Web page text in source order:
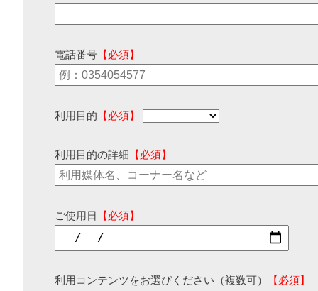
電話番号 【必須】
利用目的 【必須】
利用目的の詳細 【必須】
ご使用日 【必須】
利用コンテンツをお選びください（複数可）
【必須】